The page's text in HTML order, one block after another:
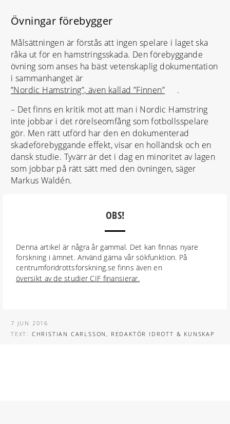
Övningar förebygger
Målsättningen är förstås att ingen spelare i laget ska
råka ut för en hamstringsskada. Den förebyggande
övning som anses ha bäst vetenskaplig dokumentation
i sammanhanget är
”Nordic Hamstring”, även kallad ”Finnen”
.
– Det finns en kritik mot att man i Nordic Hamstring
inte jobbar i det rörelseomfång som fotbollsspelare
gör. Men rätt utförd har den en dokumenterad
skadeförebyggande effekt, visar en holländsk och en
dansk studie. Tyvärr är det i dag en minoritet av lagen
som jobbar på rätt sätt med den övningen, säger
Markus Waldén.
OBS!
Denna artikel är några år gammal. Det kan finnas nyare
forskning i ämnet. Använd gärna vår sökfunktion. På
centrumforidrottsforskning.se finns även en
översikt av de studier CIF finansierar.
7 JUN 2016
TEXT: CHRISTIAN CARLSSON, REDAKTÖR IDROTT & KUNSKAP